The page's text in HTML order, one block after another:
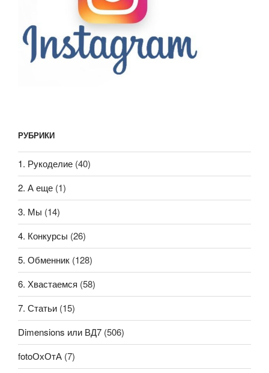
РУБРИКИ
1. Рукоделие (40)
2. А еще (1)
3. Мы (14)
4. Конкурсы (26)
5. Обменник (128)
6. Хвастаемся (58)
7. Статьи (15)
Dimensions или ВД7 (506)
fotoОхОтА (7)